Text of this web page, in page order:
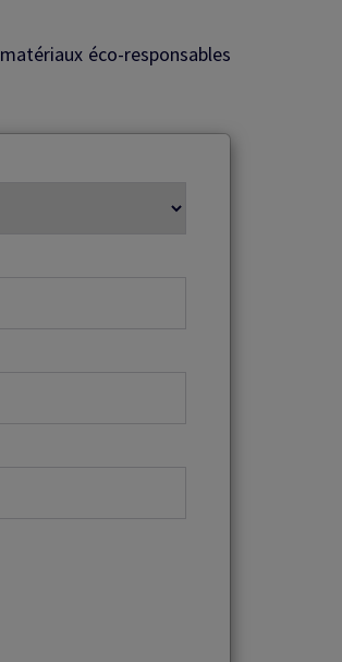
éco-responsables